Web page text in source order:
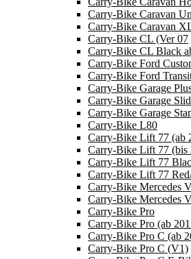
Carry-Bike Caravan
Carry-Bike Caravan
Carry-Bike CL (Ver 07
Carry-Bike CL Black
Carry-Bike Ford
Carry-Bike Ford
Carry-Bike Garage
Carry-Bike Garage
Carry-Bike Garage
Carry-Bike L80
Carry-Bike Lift 77 (ab
Carry-Bike Lift 77 (bis
Carry-Bike Lift 77
Carry-Bike Lift 77
Carry-Bike Mercedes
Carry-Bike Mercedes
Carry-Bike Pro
Carry-Bike Pro (ab
Carry-Bike Pro C (ab
Carry-Bike Pro C (V1)